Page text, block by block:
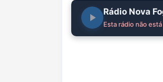
Rádio Nova
Esta rádio não